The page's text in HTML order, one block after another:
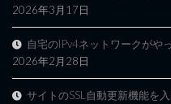
2026年3月17日
自宅のIPv4ネットワークがや
2026年2月28日
サイトのSSL自動更新機能を